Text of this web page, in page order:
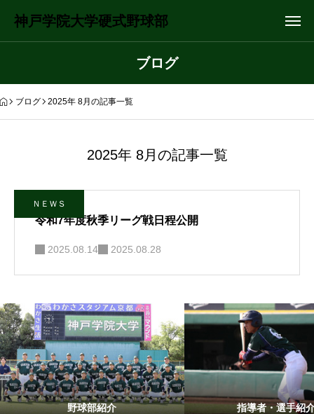
神戸学院大学硬式野球部
ブログ
ブログ 2025年 8月の記事一覧
2025年 8月の記事一覧
ＮＥＷＳ
令和7年度秋季リーグ戦日程公開
2025.08.14 2025.08.28
野球部紹介 指導者・選手紹